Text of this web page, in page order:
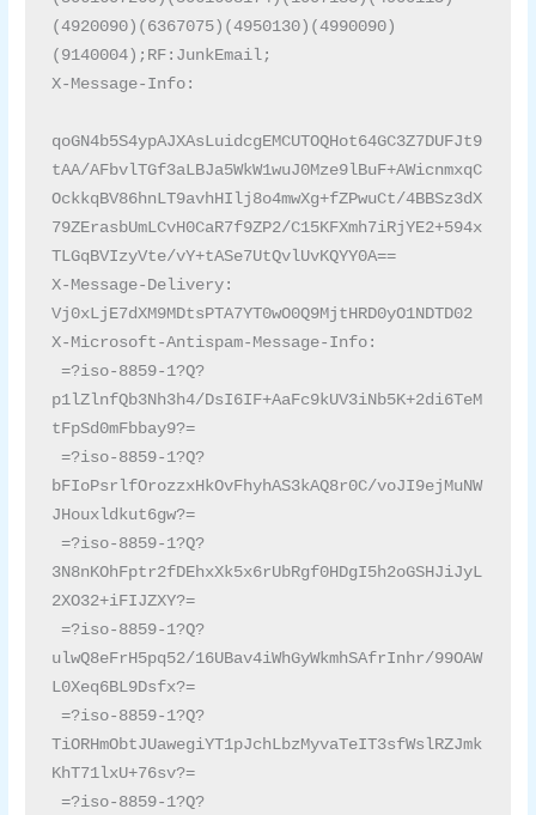
(4920090)(6367075)(4950130)(4990090)
(9140004);RF:JunkEmail;
X-Message-Info:
qoGN4b5S4ypAJXAsLuidcgEMCUTOQHot64GC3Z7DUFJt9
tAA/AFbvlTGf3aLBJa5WkW1wuJ0Mze9lBuF+AWicnmxqC
OckkqBV86hnLT9avhHIlj8o4mwXg+fZPwuCt/4BBSz3dX
79ZErasbUmLCvH0CaR7f9ZP2/C15KFXmh7iRjYE2+594x
TLGqBVIzyVte/vY+tASe7UtQvlUvKQYY0A==
X-Message-Delivery:
Vj0xLjE7dXM9MDtsPTA7YT0wO0Q9MjtHRD0yO1NDTD02
X-Microsoft-Antispam-Message-Info:
p1lZlnfQb3Nh3h4/DsI6IF+AaFc9kUV3iNb5K+2di6TeM
tFpSd0mFbbay9?=
bFIoPsrlfOrozzxHkOvFhyhAS3kAQ8r0C/voJI9ejMuNW
JHouxldkut6gw?=
3N8nKOhFptr2fDEhxXk5x6rUbRgf0HDgI5h2oGSHJiJyL
2XO32+iFIJZXY?=
ulwQ8eFrH5pq52/16UBav4iWhGyWkmhSAfrInhr/99OAW
L0Xeq6BL9Dsfx?=
TiORHmObtJUawegiYT1pJchLbzMyvaTeIT3sfWslRZJmk
KhT71lxU+76sv?=